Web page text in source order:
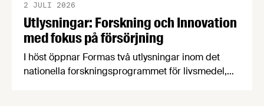
Utlysningar: Forskning och Innovation
med fokus på försörjning
2 JULI 2026
I höst öppnar Formas två utlysningar inom det
nationella forskningsprogrammet för livsmedel,